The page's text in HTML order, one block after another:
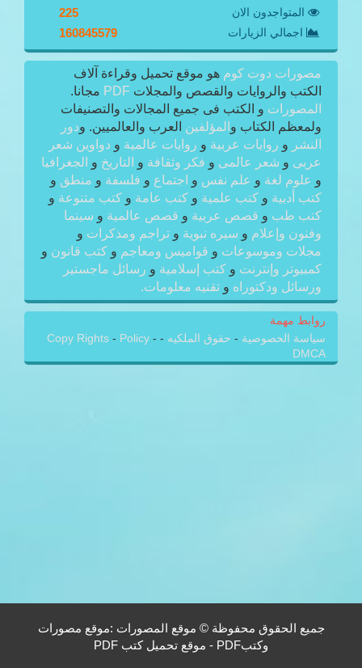
المتواجدون الان 225
اجمالي الزيارات 160845579
مصورات دوت كوم هو موقع تحميل وقراءة آلاف
الكتب والروايات والقصص والمجلات PDF مجانا.
المصورات و الكتب فى جميع المجالات والتصنيفات
ولمعظم الكتاب و المؤلفين العرب والعالميين. ودور
النشر و روايات عربية و روايات عالمية و دواوين شعر
عربى و شعر عالمى و فكر وثقافة و التاريخ و الجغرافيا
و علوم لغة و علم نفس و اجتماع و فلسفة و منطق و
كتب أدبية و كتب علمية و كتب عامة و كتب متنوعة و
كتب طب و قصص عربية و قصص عالمية و سينما
وفنون وإعلام و سيره نبوية و تراجم ومذكرات و
مجلات وموسوعات و قواميس ومعاجم و كتب قانون و
كمبيوتر وإنترنت و كتب إسلامية و رسائل ماجستير
ورسائل ودكتوراه و تقنيه معلومات.
روابط مهمة
سياسة الخصوصية - حقوق الملكيه -
Copy Rights - Policy -
DMCA
جميع الحقوق محفوظة © موقع المصورات :موقع مصورات
وكتبPDF - موقع تحميل كتب PDF